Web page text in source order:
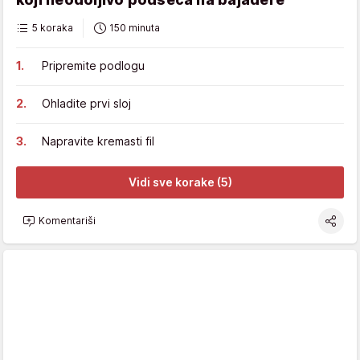
5 koraka 150 minuta
Pripremite podlogu
Ohladite prvi sloj
Napravite kremasti fil
Vidi sve korake (5)
Komentariši